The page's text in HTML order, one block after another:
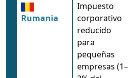
Rumania
Impuesto
corporativo
reducido
para
pequeñas
empresas (1–